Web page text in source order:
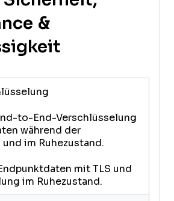
&
to-End-Verschlüsselung
während der
im Ruhezustand.
mit TLS und
im Ruhezustand.